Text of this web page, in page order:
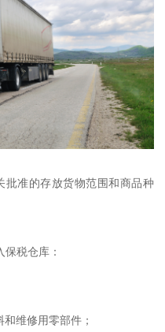
批准的存放货物范围和商品种
保税仓库：
维修用零部件；